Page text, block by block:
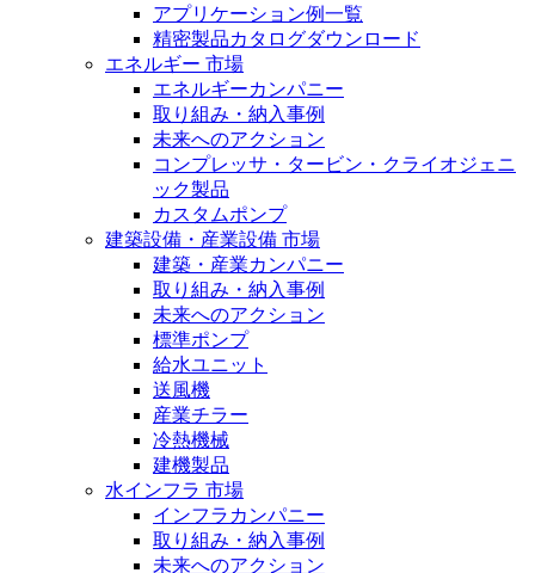
アプリケーション例一覧
精密製品カタログダウンロード
エネルギー 市場
エネルギーカンパニー
取り組み・納入事例
未来へのアクション
コンプレッサ・タービン・クライオジェニ
ック製品
カスタムポンプ
建築設備・産業設備 市場
建築・産業カンパニー
取り組み・納入事例
未来へのアクション
標準ポンプ
給水ユニット
送風機
産業チラー
冷熱機械
建機製品
水インフラ 市場
インフラカンパニー
取り組み・納入事例
未来へのアクション